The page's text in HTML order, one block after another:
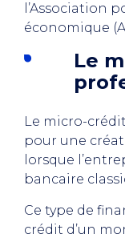
l’Association
économique
Le
Le micro-
pour une
lorsque
bancaire
Ce type de
crédit d’un